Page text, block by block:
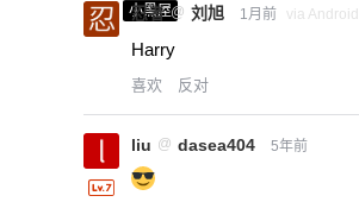
小黑屋
忍者 @ 刘旭 1月前 via Android
Harry
喜欢 反对
liu @ dasea404 5年前